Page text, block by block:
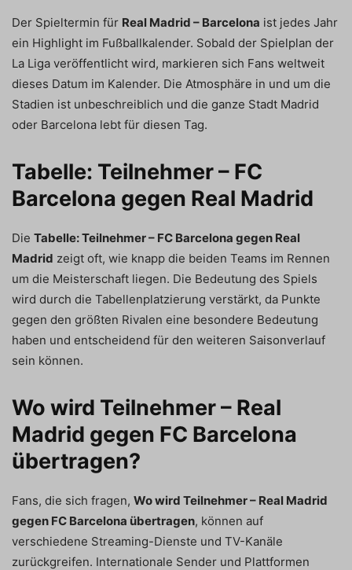
Der Spieltermin für Real Madrid – Barcelona ist jedes Jahr
ein Highlight im Fußballkalender. Sobald der Spielplan der
La Liga veröffentlicht wird, markieren sich Fans weltweit
dieses Datum im Kalender. Die Atmosphäre in und um die
Stadien ist unbeschreiblich und die ganze Stadt Madrid
oder Barcelona lebt für diesen Tag.
Tabelle: Teilnehmer – FC
Barcelona gegen Real Madrid
Die Tabelle: Teilnehmer – FC Barcelona gegen Real
Madrid zeigt oft, wie knapp die beiden Teams im Rennen
um die Meisterschaft liegen. Die Bedeutung des Spiels
wird durch die Tabellenplatzierung verstärkt, da Punkte
gegen den größten Rivalen eine besondere Bedeutung
haben und entscheidend für den weiteren Saisonverlauf
sein können.
Wo wird Teilnehmer – Real
Madrid gegen FC Barcelona
übertragen?
Fans, die sich fragen, Wo wird Teilnehmer – Real Madrid
gegen FC Barcelona übertragen, können auf
verschiedene Streaming-Dienste und TV-Kanäle
zurückgreifen. Internationale Sender und Plattformen